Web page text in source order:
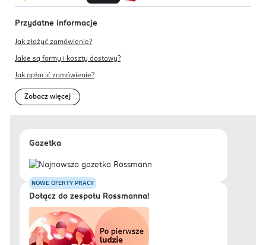
Przydatne informacje
Jak złożyć zamówienie?
Jakie są formy i koszty dostawy?
Jak opłacić zamówienie?
Zobacz więcej
Gazetka
NOWE OFERTY PRACY
Dołącz do zespołu Rossmanna!